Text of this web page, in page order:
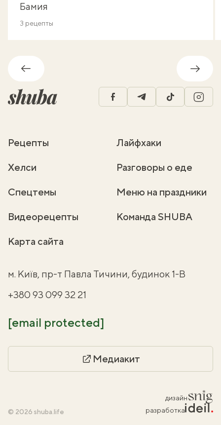
Бамия
3 рецепты
Обратно
facebooktelegramtiktok
Рецепты Лайфхаки
Хелси Разговоры о еде
Спецтемы Меню на праздники
Видеорецепты Команда SHUBA
Карта сайта
м. Київ, пр-т Павла Тичини, будинок 1-В
+380 93 099 32 21
[email protected]
Медиакит
© 2026 shuba.life
дизайн
разработка